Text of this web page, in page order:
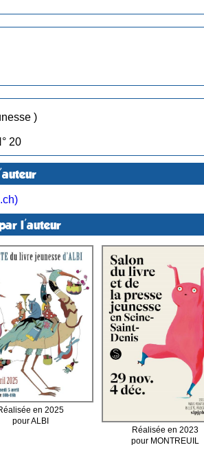
(Bayard Jeunesse )
• En 2000 : Publication dans les N° 20
l'auteur
en 2025
pour ALBI
Réalisée en 2023
pour MONTREUIL